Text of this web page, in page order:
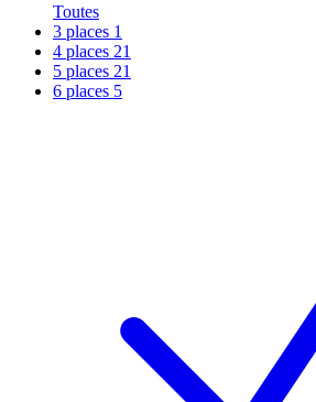
Toutes
3 places 1
4 places 21
5 places 21
6 places 5